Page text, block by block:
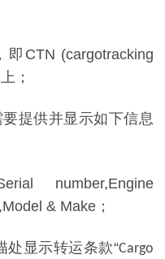
即 CTN (cargotracking
；
要提供并显示如下信息
number,Engine
& Make ；
处显示转运条款“Cargo